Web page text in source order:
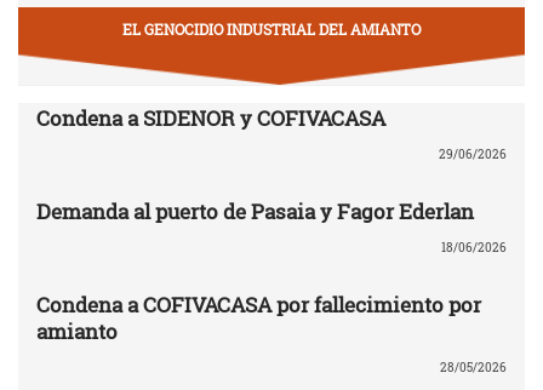
EL GENOCIDIO INDUSTRIAL DEL AMIANTO
Condena a SIDENOR y COFIVACASA
29/06/2026
Demanda al puerto de Pasaia y Fagor Ederlan
18/06/2026
Condena a COFIVACASA por fallecimiento por
amianto
28/05/2026